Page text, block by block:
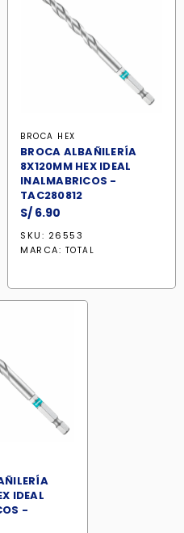
BROCA HEX
BROCA ALBAÑILERÍA
8X120MM HEX IDEAL
INALMABRICOS -
TAC280812
S/ 6.90
SKU: 26553
MARCA: TOTAL
IDEAL
-